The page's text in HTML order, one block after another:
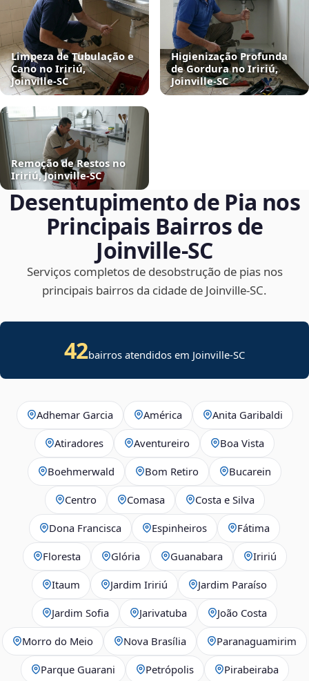
Limpeza de Tubulação e
Cano no Iririú,
Joinville‑SC
Higienização Profunda
de Gordura no Iririú,
Joinville‑SC
Remoção de Restos no
Iririú, Joinville‑SC
Desentupimento de Pia nos
Principais Bairros de
Joinville‑SC
Serviços completos de desobstrução de pias nos
principais bairros da cidade de Joinville‑SC.
42bairros atendidos em Joinville-SC
Adhemar Garcia América Anita Garibaldi
Atiradores Aventureiro Boa Vista
Boehmerwald Bom Retiro Bucarein
Centro Comasa Costa e Silva
Dona Francisca Espinheiros Fátima
Floresta Glória Guanabara Iririú
Itaum Jardim Iririú Jardim Paraíso
Jardim Sofia Jarivatuba João Costa
Morro do Meio Nova Brasília Paranaguamirim
Parque Guarani Petrópolis Pirabeiraba